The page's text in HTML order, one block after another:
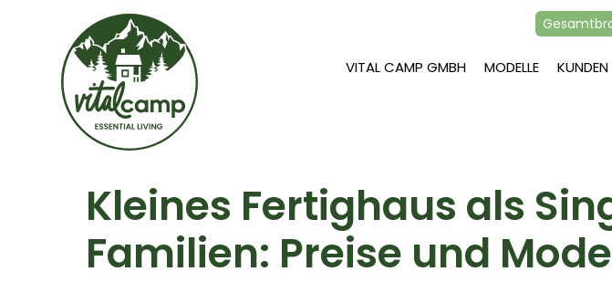
VITAL CAMP GMBH MODELLE KUNDEN
Kleines Fertighaus als
Familien: Preise und